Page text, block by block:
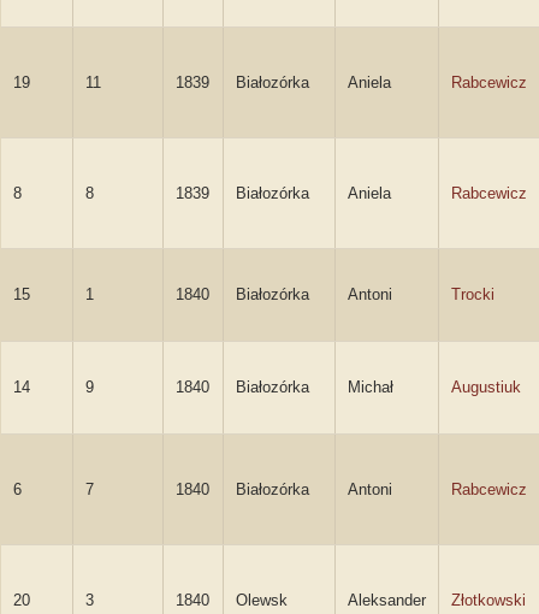
19 11 1839 Białozórka Aniela Rabcewicz
8 8 1839 Białozórka Aniela Rabcewicz
15 1 1840 Białozórka Antoni Trocki
14 9 1840 Białozórka Michał Augustiuk
6 7 1840 Białozórka Antoni Rabcewicz
20 3 1840 Olewsk Aleksander Złotkowski